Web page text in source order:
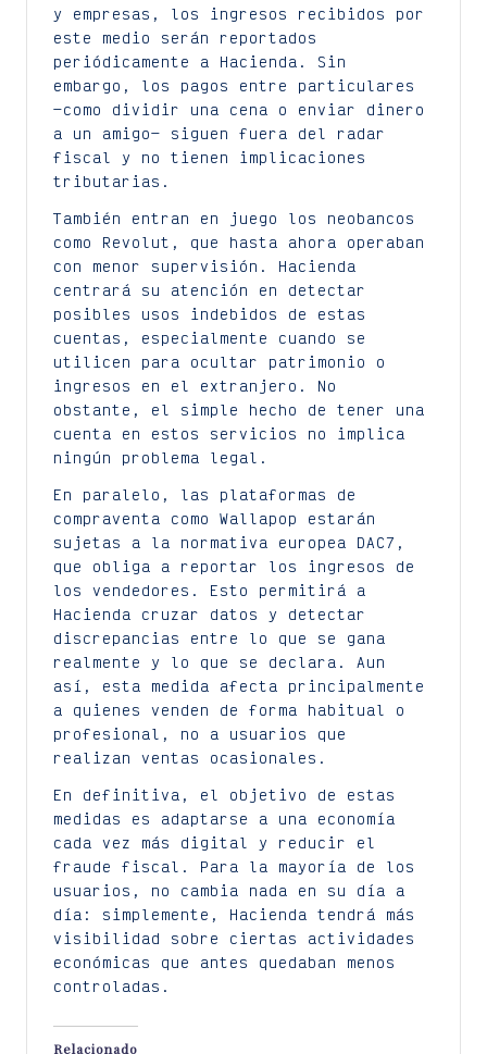
y empresas, los ingresos recibidos por
este medio serán reportados
periódicamente a Hacienda. Sin
embargo, los pagos entre particulares
—como dividir una cena o enviar dinero
a un amigo— siguen fuera del radar
fiscal y no tienen implicaciones
tributarias.
También entran en juego los neobancos
como Revolut, que hasta ahora operaban
con menor supervisión. Hacienda
centrará su atención en detectar
posibles usos indebidos de estas
cuentas, especialmente cuando se
utilicen para ocultar patrimonio o
ingresos en el extranjero. No
obstante, el simple hecho de tener una
cuenta en estos servicios no implica
ningún problema legal.
En paralelo, las plataformas de
compraventa como Wallapop estarán
sujetas a la normativa europea DAC7,
que obliga a reportar los ingresos de
los vendedores. Esto permitirá a
Hacienda cruzar datos y detectar
discrepancias entre lo que se gana
realmente y lo que se declara. Aun
así, esta medida afecta principalmente
a quienes venden de forma habitual o
profesional, no a usuarios que
realizan ventas ocasionales.
En definitiva, el objetivo de estas
medidas es adaptarse a una economía
cada vez más digital y reducir el
fraude fiscal. Para la mayoría de los
usuarios, no cambia nada en su día a
día: simplemente, Hacienda tendrá más
visibilidad sobre ciertas actividades
económicas que antes quedaban menos
controladas.
Relacionado